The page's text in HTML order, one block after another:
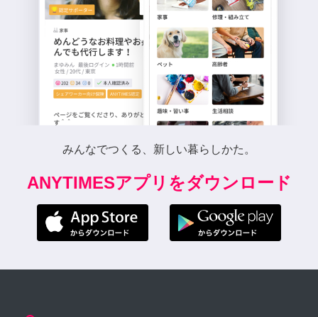
みんなでつくる、新しい暮らしかた。
ANYTIMESアプリをダウンロード